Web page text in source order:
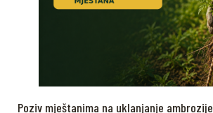
Poziv mještanima na uklanjanje ambrozije